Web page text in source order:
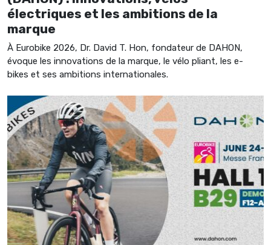
électriques et les ambitions de la
marque
À Eurobike 2026, Dr. David T. Hon, fondateur de DAHON,
évoque les innovations de la marque, le vélo pliant, les e-
bikes et ses ambitions internationales.